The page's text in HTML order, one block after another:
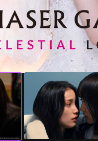
上司是我的前女友 第1
綺麗的天女們 第1集()